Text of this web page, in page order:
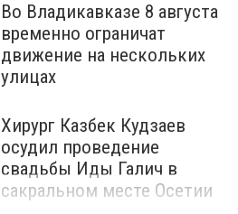
Во Владикавказе 8 августа
временно ограничат
движение на нескольких
улицах
Хирург Казбек Кудзаев
осудил проведение
свадьбы Иды Галич в
сакральном месте Осетии